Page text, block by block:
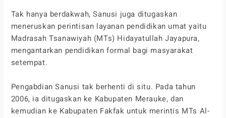
Tak hanya berdakwah, Sanusi juga ditugaskan
meneruskan perintisan layanan pendidikan umat yaitu
Madrasah Tsanawiyah (MTs) Hidayatullah Jayapura,
mengantarkan pendidikan formal bagi masyarakat
setempat.
Pengabdian Sanusi tak berhenti di situ. Pada tahun
2006, ia ditugaskan ke Kabupaten Merauke, dan
kemudian ke Kabupaten Fakfak untuk merintis MTs Al-